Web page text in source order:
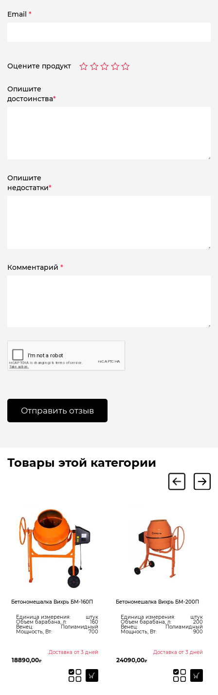
Email *
Оцените продукт
Опишите
достоинства*
Опишите
недостатки*
Комментарий *
Товары этой категории
БМ-160П
штук
160
700
Бетономешалка Вихрь БМ-200П
Единица измерения: штук
Объем барабана, л: 200
Венец: Полиамидный
Мощность, Вт: 900
Доставка от 3 дней
Бетоносмеситель B-125 L
Единица измерения:
Объем барабана, л:
Венец:
Мощность, Вт:
Цену уточняйте